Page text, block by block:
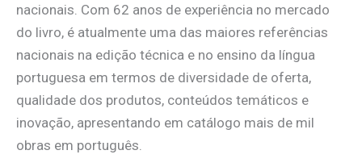
nacionais. Com 62 anos de experiência no mercado
do livro, é atualmente uma das maiores referências
nacionais na edição técnica e no ensino da língua
portuguesa em termos de diversidade de oferta,
qualidade dos produtos, conteúdos temáticos e
inovação, apresentando em catálogo mais de mil
obras em português.